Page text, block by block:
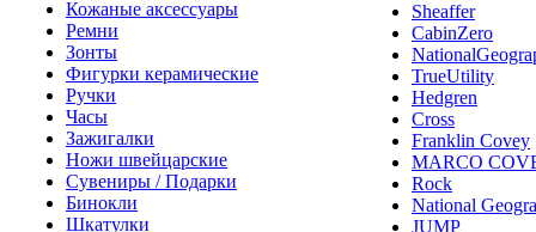
Кожаные аксессуары
Ремни
Зонты
Фигурки керамические
Ручки
Часы
Зажигалки
Ножи швейцарские
Сувениры / Подарки
Бинокли
Шкатулки
Sheaffer
CabinZero
TrueUtility
Hedgren
Cross
Franklin Covey
MARCO
Rock
National
JUMP